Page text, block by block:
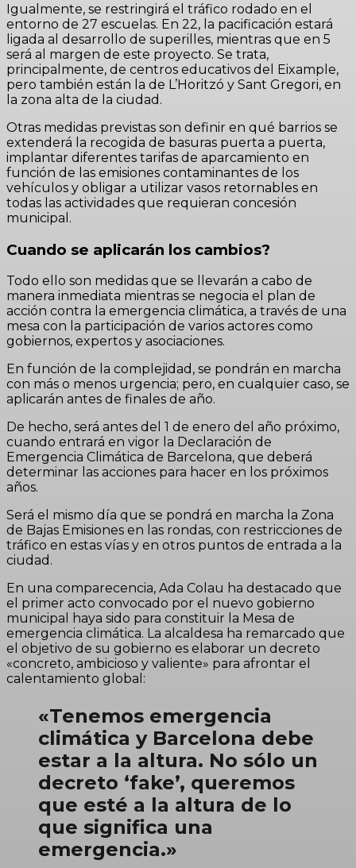
Igualmente, se restringirá el tráfico rodado en el
entorno de 27 escuelas. En 22, la pacificación estará
ligada al desarrollo de superilles, mientras que en 5
será al margen de este proyecto. Se trata,
principalmente, de centros educativos del Eixample,
pero también están la de L’Horitzó y Sant Gregori, en
la zona alta de la ciudad.
Otras medidas previstas son definir en qué barrios se
extenderá la recogida de basuras puerta a puerta,
implantar diferentes tarifas de aparcamiento en
función de las emisiones contaminantes de los
vehículos y obligar a utilizar vasos retornables en
todas las actividades que requieran concesión
municipal.
Cuando se aplicarán los cambios?
Todo ello son medidas que se llevarán a cabo de
manera inmediata mientras se negocia el plan de
acción contra la emergencia climática, a través de una
mesa con la participación de varios actores como
gobiernos, expertos y asociaciones.
En función de la complejidad, se pondrán en marcha
con más o menos urgencia; pero, en cualquier caso, se
aplicarán antes de finales de año.
De hecho, será antes del 1 de enero del año próximo,
cuando entrará en vigor la Declaración de
Emergencia Climática de Barcelona, que deberá
determinar las acciones para hacer en los próximos
años.
Será el mismo día que se pondrá en marcha la Zona
de Bajas Emisiones en las rondas, con restricciones de
tráfico en estas vías y en otros puntos de entrada a la
ciudad.
En una comparecencia, Ada Colau ha destacado que
el primer acto convocado por el nuevo gobierno
municipal haya sido para constituir la Mesa de
emergencia climática. La alcaldesa ha remarcado que
el objetivo de su gobierno es elaborar un decreto
«concreto, ambicioso y valiente» para afrontar el
calentamiento global:
«Tenemos emergencia
climática y Barcelona debe
estar a la altura. No sólo un
decreto ‘fake’, queremos
que esté a la altura de lo
que significa una
emergencia.»